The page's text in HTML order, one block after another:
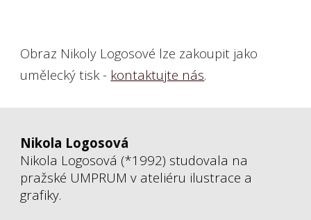
Obraz Nikoly Logosové lze zakoupit jako
umělecký tisk- kontaktujte nás.
Nikola Logosová
Nikola Logosová (*1992) studovala na
pražské UMPRUM v ateliéru ilustrace a
grafiky.